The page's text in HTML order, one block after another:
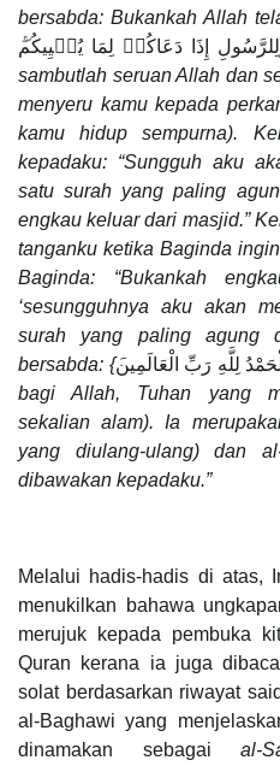
bersabda: Bukankah Allah
إِذَا دَعَاكُمۡ لِمَا یُحۡیِیكُم
sambutlah seruan Allah dan
menyeru kamu kepada
kamu hidup sempurna).
kepadaku: “Sungguh aku
satu surah yang paling
engkau keluar dari masjid.”
tanganku ketika Baginda
Baginda: “Bukankah
‘sesungguhnya aku akan
surah yang paling agung
bersabda: {لِلَّهِ رَبِّ الْعَالَمِين
bagi Allah, Tuhan yang
sekalian alam). Ia
yang diulang-ulang) dan
dibawakan kepadaku.”
Melalui hadis-hadis di atas,
menukilkan bahawa
merujuk kepada pembuka
Quran kerana ia juga
solat berdasarkan riwayat
al-Baghawi yang
dinamakan sebagai al-